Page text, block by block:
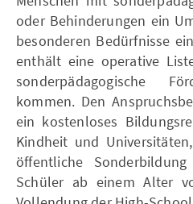
oder Behinderungen ein
besonderen Bedürfnisse
enthält eine operative
sonderpädagogische
kommen. Den
ein kostenloses
Kindheit und
öffentliche
Schüler ab einem Alter